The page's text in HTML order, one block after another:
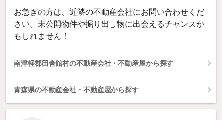
お急ぎの方は、近隣の不動産会社にお問い合わせくだ
さい。未公開物件や掘り出し物に出会えるチャンスか
もしれません！
南津軽郡田舎館村の不動産会社・不動産屋から探す
青森県の不動産会社・不動産屋から探す